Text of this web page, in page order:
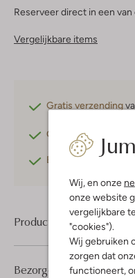
Wij, en onze
onze website
vergelijkbare
"cookies").
Wij gebruiken
zorgen dat
functioneert,
Reserveer direct in een
Vergelijkbare items
Gratis verzending
Gratis retourneren
Betaal achteraf met
Product informatie
Bezorgen & retourneren